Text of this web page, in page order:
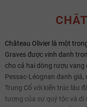
Château Olivier là một
Graves được vinh danh
cho cả hai dòng rượu vang
Pessac-Léognan danh
Trung Cổ với kiến trúc lâu
tượng của sự quý tộc và di